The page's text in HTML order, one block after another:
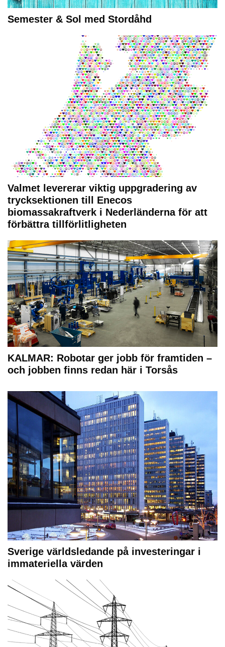
Semester & Sol med Stordåhd
Valmet levererar viktig uppgradering av
trycksektionen till Enecos
biomassakraftverk i Nederländerna för att
förbättra tillförlitligheten
KALMAR: Robotar ger jobb för framtiden –
och jobben finns redan här i Torsås
Sverige världsledande på investeringar i
immateriella värden